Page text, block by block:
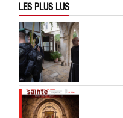
LES PLUS LUS